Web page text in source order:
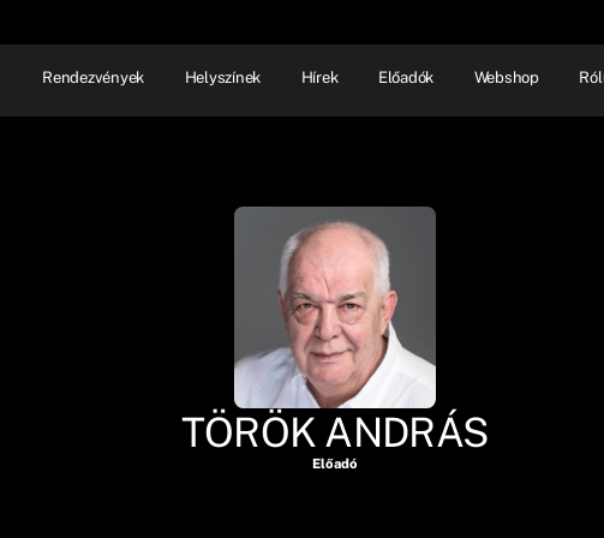
Rendezvények Helyszínek Hírek Előadók Webshop
TÖRÖK ANDRÁS
Előadó